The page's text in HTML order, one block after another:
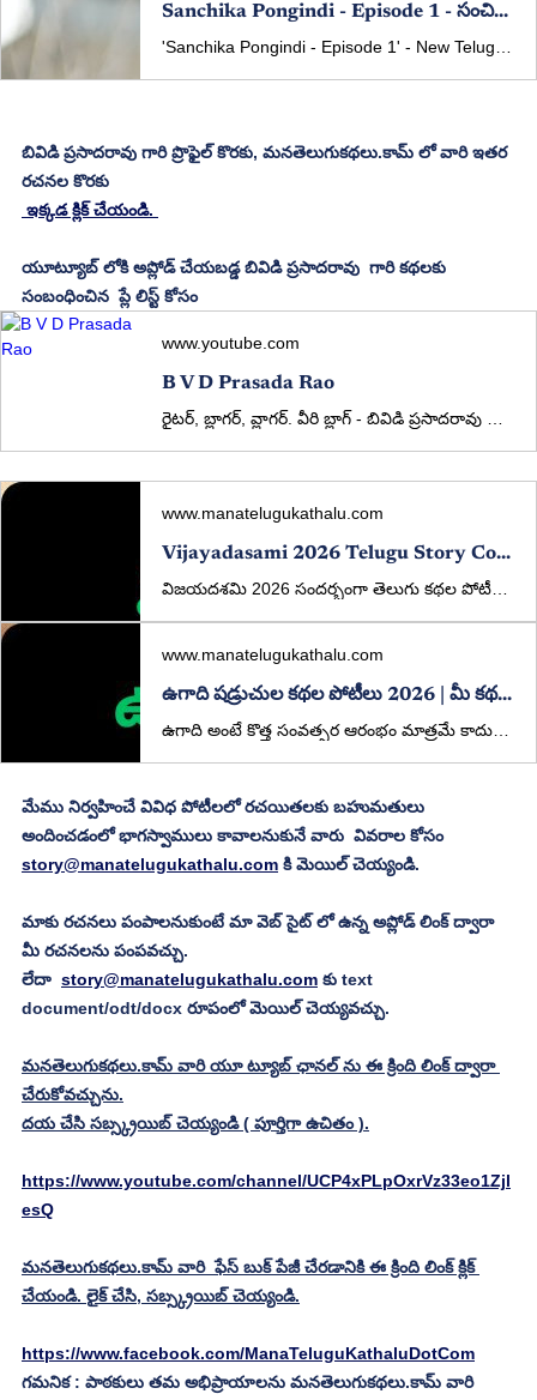
Sanchika Pongindi - Episode 1 - సంచిక పొంగింది - ఎపిసోడ్ 1 - New Telugu Web Series Written By - BVD Prasada Rao
బివిడి ప్రసాదరావు గారి ప్రొఫైల్ కొరకు, మనతెలుగుకథలు.కామ్ లో వారి ఇతర
రచనల కొరకు
ఇక్కడ క్లిక్ చేయండి.
యూట్యూబ్ లోకి అప్లోడ్ చేయబడ్డ బివిడి ప్రసాదరావు  గారి కథలకు
సంబంధించిన  ప్లే లిస్ట్ కోసం
www.youtube.com
B V D Prasada Rao
www.manatelugukathalu.com
Vijayadasami 2026 Telugu Story Competition | Win ₹5000 | ManaTeluguKathalu
www.manatelugukathalu.com
ఉగాది షడ్రుచుల కథల పోటీలు 2026 | మీ కథతో జీవిత రుచులు చెప్పండి!
మేము నిర్వహించే వివిధ పోటీలలో రచయితలకు బహుమతులు
అందించడంలో భాగస్వాములు కావాలనుకునే వారు  వివరాల కోసం
story@manatelugukathalu.com కి మెయిల్ చెయ్యండి.
మాకు రచనలు పంపాలనుకుంటే మా వెబ్ సైట్ లో ఉన్న అప్లోడ్ లింక్ ద్వారా
మీ రచనలను పంపవచ్చు.
లేదా story@manatelugukathalu.com కు text
document/odt/docx రూపంలో మెయిల్ చెయ్యవచ్చు.
మనతెలుగుకథలు.కామ్ వారి యూ ట్యూబ్ ఛానల్ ను ఈ క్రింది లింక్ ద్వారా
చేరుకోవచ్చును.
దయ చేసి సబ్స్క్రయిబ్ చెయ్యండి ( పూర్తిగా ఉచితం ).
https://www.youtube.com/channel/UCP4xPLpOxrVz33eo1Zjl
esQ
మనతెలుగుకథలు.కామ్ వారి  ఫేస్ బుక్ పేజీ చేరడానికి ఈ క్రింది లింక్ క్లిక్
చేయండి. లైక్ చేసి, సబ్స్క్రయిబ్ చెయ్యండి.
https://www.facebook.com/ManaTeluguKathaluDotCom
గమనిక : పాఠకులు తమ అభిప్రాయాలను మనతెలుగుకథలు.కామ్ వారి